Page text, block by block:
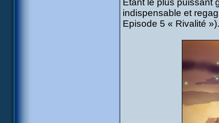
Etant le plus puissant
indispensable et
Episode 5 « Rivalité »).